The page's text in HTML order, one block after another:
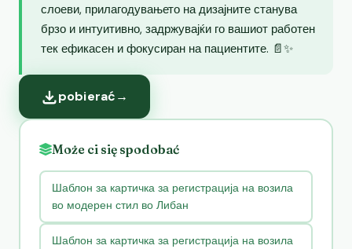
слоеви, прилагодувањето на дизајните станува
брзо и интуитивно, задржувајќи го вашиот работен
тек ефикасен и фокусиран на пациентите. 📄✨
pobierać→
Może ci się spodobać
Шаблон за картичка за регистрација на возила
во модерен стил во Либан
Шаблон за картичка за регистрација на возила